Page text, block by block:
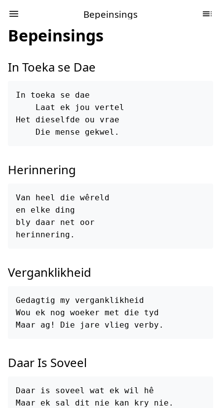
Bepeinsings
Bepeinsings
In Toeka se Dae
In toeka se dae
    Laat ek jou vertel
Het dieselfde ou vrae
Herinnering
Van heel die wêreld
en elke ding
bly daar net oor
Verganklikheid
Gedagtig my verganklikheid
Wou ek nog woeker met die tyd
Daar Is Soveel
Daar is soveel wat ek wil hê
Maar ek sal dit nie kan kry nie.